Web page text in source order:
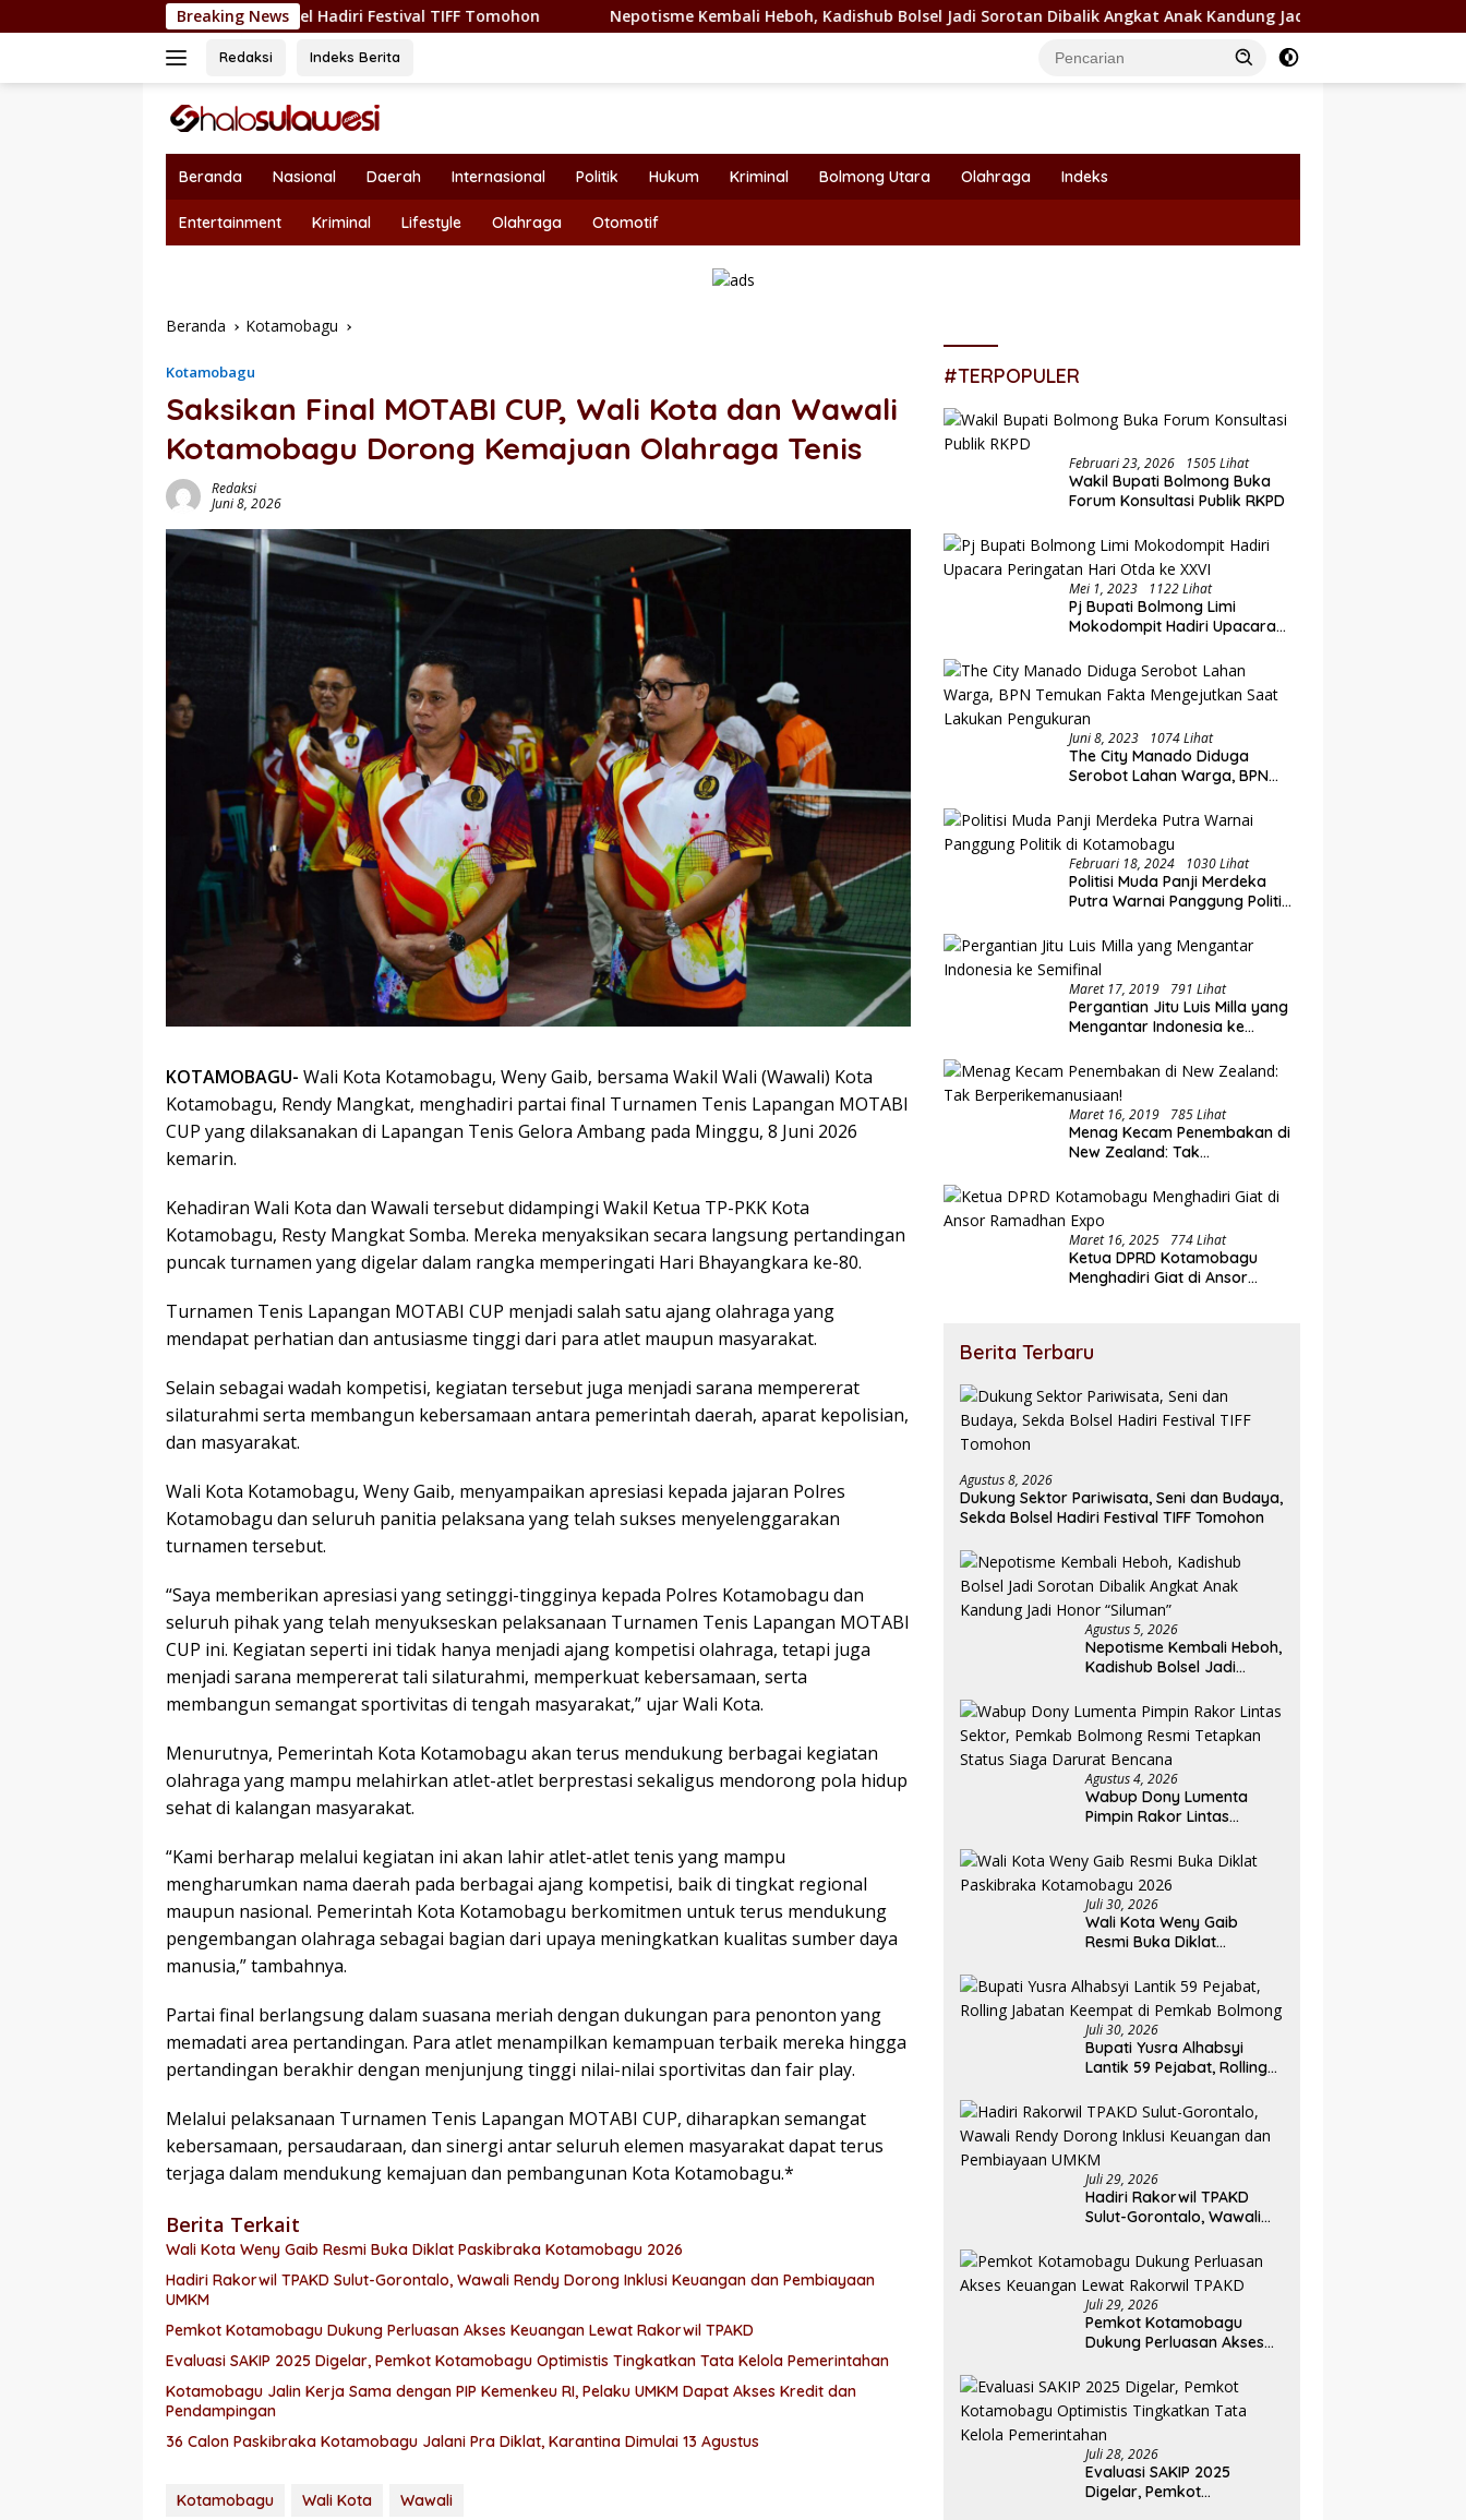
ke
Breaking News
Sekda Bolsel Hadiri Festival TIFF Tomohon Nepotisme Kembali Heboh, Kadishub Bolsel Jadi Sorotan Dibalik Angkat Anak Kandung Jadi Honor “Siluman”
Redaksi Indeks Berita
Beranda Nasional Daerah Internasional Politik Hukum Kriminal Bolmong Utara Olahraga Indeks
Entertainment Kriminal Lifestyle Olahraga Otomotif
Beranda Kotamobagu
Kotamobagu
Saksikan Final MOTABI CUP, Wali Kota dan Wawali
Kotamobagu Dorong Kemajuan Olahraga Tenis
Redaksi
Juni 8, 2026
KOTAMOBAGU- Wali Kota Kotamobagu, Weny Gaib, bersama Wakil Wali (Wawali) Kota
Kotamobagu, Rendy Mangkat, menghadiri partai final Turnamen Tenis Lapangan MOTABI
CUP yang dilaksanakan di Lapangan Tenis Gelora Ambang pada Minggu, 8 Juni 2026
kemarin.
Kehadiran Wali Kota dan Wawali tersebut didampingi Wakil Ketua TP-PKK Kota
Kotamobagu, Resty Mangkat Somba. Mereka menyaksikan secara langsung pertandingan
puncak turnamen yang digelar dalam rangka memperingati Hari Bhayangkara ke-80.
Turnamen Tenis Lapangan MOTABI CUP menjadi salah satu ajang olahraga yang
mendapat perhatian dan antusiasme tinggi dari para atlet maupun masyarakat.
Selain sebagai wadah kompetisi, kegiatan tersebut juga menjadi sarana mempererat
silaturahmi serta membangun kebersamaan antara pemerintah daerah, aparat kepolisian,
dan masyarakat.
Wali Kota Kotamobagu, Weny Gaib, menyampaikan apresiasi kepada jajaran Polres
Kotamobagu dan seluruh panitia pelaksana yang telah sukses menyelenggarakan
turnamen tersebut.
“Saya memberikan apresiasi yang setinggi-tingginya kepada Polres Kotamobagu dan
seluruh pihak yang telah menyukseskan pelaksanaan Turnamen Tenis Lapangan MOTABI
CUP ini. Kegiatan seperti ini tidak hanya menjadi ajang kompetisi olahraga, tetapi juga
menjadi sarana mempererat tali silaturahmi, memperkuat kebersamaan, serta
membangun semangat sportivitas di tengah masyarakat,” ujar Wali Kota.
Menurutnya, Pemerintah Kota Kotamobagu akan terus mendukung berbagai kegiatan
olahraga yang mampu melahirkan atlet-atlet berprestasi sekaligus mendorong pola hidup
sehat di kalangan masyarakat.
“Kami berharap melalui kegiatan ini akan lahir atlet-atlet tenis yang mampu
mengharumkan nama daerah pada berbagai ajang kompetisi, baik di tingkat regional
maupun nasional. Pemerintah Kota Kotamobagu berkomitmen untuk terus mendukung
pengembangan olahraga sebagai bagian dari upaya meningkatkan kualitas sumber daya
manusia,” tambahnya.
Partai final berlangsung dalam suasana meriah dengan dukungan para penonton yang
memadati area pertandingan. Para atlet menampilkan kemampuan terbaik mereka hingga
pertandingan berakhir dengan menjunjung tinggi nilai-nilai sportivitas dan fair play.
Melalui pelaksanaan Turnamen Tenis Lapangan MOTABI CUP, diharapkan semangat
kebersamaan, persaudaraan, dan sinergi antar seluruh elemen masyarakat dapat terus
terjaga dalam mendukung kemajuan dan pembangunan Kota Kotamobagu.*
Berita Terkait
Wali Kota Weny Gaib Resmi Buka Diklat Paskibraka Kotamobagu 2026
Hadiri Rakorwil TPAKD Sulut-Gorontalo, Wawali Rendy Dorong Inklusi Keuangan dan Pembiayaan
UMKM
Pemkot Kotamobagu Dukung Perluasan Akses Keuangan Lewat Rakorwil TPAKD
Evaluasi SAKIP 2025 Digelar, Pemkot Kotamobagu Optimistis Tingkatkan Tata Kelola Pemerintahan
Kotamobagu Jalin Kerja Sama dengan PIP Kemenkeu RI, Pelaku UMKM Dapat Akses Kredit dan
Pendampingan
36 Calon Paskibraka Kotamobagu Jalani Pra Diklat, Karantina Dimulai 13 Agustus
Kotamobagu Wali Kota Wawali
#TERPOPULER
Februari 23, 2026 1505 Lihat
Wakil Bupati Bolmong Buka
Forum Konsultasi Publik RKPD
Mei 1, 2023 1122 Lihat
Pj Bupati Bolmong Limi
Mokodompit Hadiri Upacara
Juni 8, 2023 1074 Lihat
The City Manado Diduga
Serobot Lahan Warga, BPN
Saat Lakukan Pengukuran
Februari 18, 2024 1030 Lihat
Politisi Muda Panji Merdeka
Putra Warnai Panggung Politik
Maret 17, 2019 791 Lihat
Pergantian Jitu Luis Milla yang
Mengantar Indonesia ke
Maret 16, 2019 785 Lihat
Menag Kecam Penembakan di
New Zealand: Tak
Maret 16, 2025 774 Lihat
Ketua DPRD Kotamobagu
Menghadiri Giat di Ansor
Berita Terbaru
Agustus 8, 2026
Dukung Sektor Pariwisata, Seni dan Budaya,
Sekda Bolsel Hadiri Festival TIFF Tomohon
Agustus 5, 2026
Nepotisme Kembali Heboh,
Kadishub Bolsel Jadi
Anak Kandung Jadi Honor
“Siluman”
Agustus 4, 2026
Wabup Dony Lumenta
Pimpin Rakor Lintas
Resmi Tetapkan Status
Siaga Darurat Bencana
Juli 30, 2026
Wali Kota Weny Gaib
Resmi Buka Diklat
2026
Juli 30, 2026
Bupati Yusra Alhabsyi
Lantik 59 Pejabat, Rolling
Pemkab Bolmong
Juli 29, 2026
Hadiri Rakorwil TPAKD
Sulut-Gorontalo, Wawali
Keuangan dan
Pembiayaan UMKM
Juli 29, 2026
Pemkot Kotamobagu
Dukung Perluasan Akses
TPAKD
Juli 28, 2026
Evaluasi SAKIP 2025
Digelar, Pemkot